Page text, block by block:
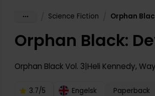
Science Fiction Orphan
Orphan Black:
Orphan BlackVol. 3 Heli Kennedy,
3.7/5 Engelsk Paperback